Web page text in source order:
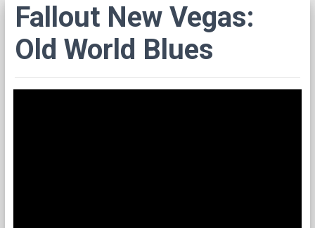
Fallout New Vegas:
Old World Blues